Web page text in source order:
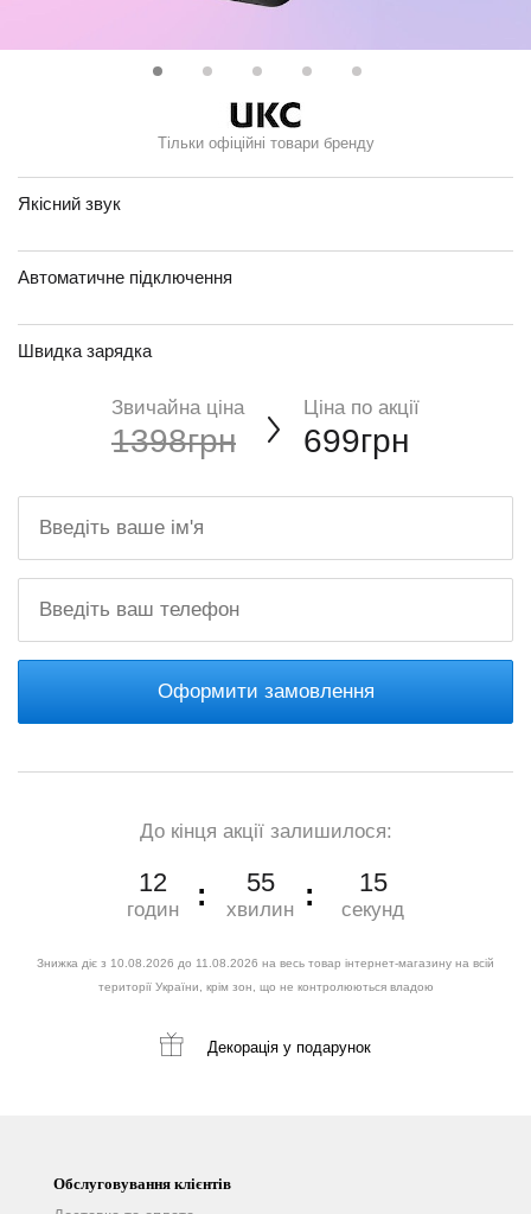
Тільки офіційні товари бренду
Якісний звук
Автоматичне підключення
Швидка зарядка
Звичайна ціна
1398грн
Ціна по акції
699грн
Оформити замовлення
До кінця акції залишилося:
12
годин
55
хвилин
14
секунд
Знижка діє з 10.08.2026 до 11.08.2026 на весь товар інтернет-магазину на всій
території України, крім зон, що не контролюються владою
Декорація у подарунок
Обслуговування клієнтів